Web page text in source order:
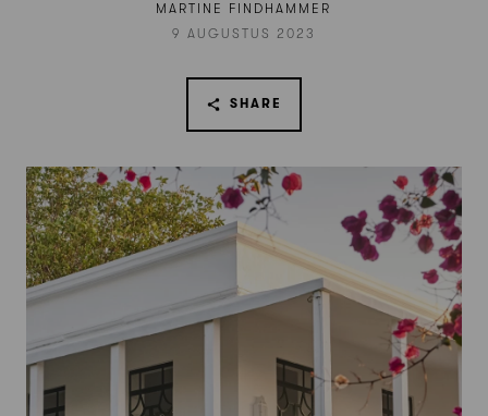
MARTINE FINDHAMMER
9 AUGUSTUS 2023
SHARE